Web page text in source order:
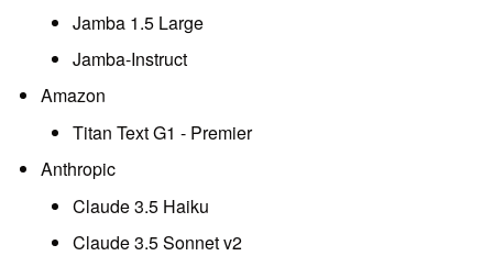
Jamba 1.5 Large
Jamba-Instruct
Amazon
Titan Text G1 - Premier
Anthropic
Claude 3.5 Haiku
Claude 3.5 Sonnet v2